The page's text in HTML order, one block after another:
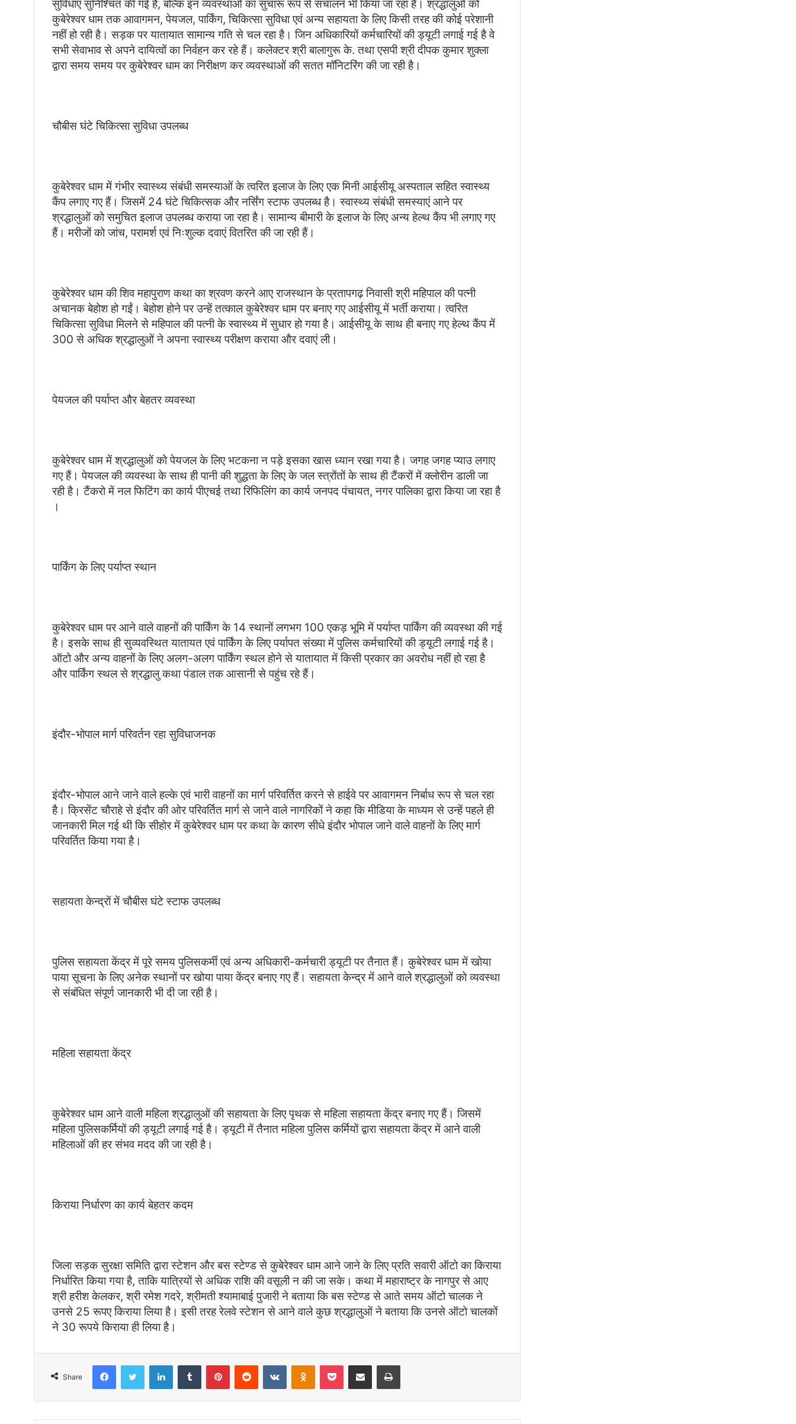
सुविधाएं सुनिश्चित की गई हैं, बल्कि इन व्यवस्थाओं का सुचारू रूप से संचालन भी किया जा रहा है। श्रद्धालुओं को
कुबेरेश्वर धाम तक आवागमन, पेयजल, पार्किंग, चिकित्सा सुविधा एवं अन्य सहायता के लिए किसी तरह की कोई परेशानी
नहीं हो रही है। सड़क पर यातायात सामान्य गति से चल रहा है। जिन अधिकारियों कर्मचारियों की ड्यूटी लगाई गई है वे
सभी सेवाभाव से अपने दायित्वों का निर्वहन कर रहे हैं। कलेक्टर श्री बालागुरू के. तथा एसपी श्री दीपक कुमार शुक्ला
द्वारा समय समय पर कुबेरेश्वर धाम का निरीक्षण कर व्यवस्थाओं की सतत मॉनिटरिंग की जा रही है।
चौबीस घंटे चिकित्सा सुविधा उपलब्ध
कुबेरेश्वर धाम में गंभीर स्वास्थ्य संबंधी समस्याओं के त्वरित इलाज के लिए एक मिनी आईसीयू अस्पताल सहित स्वास्थ्य
कैंप लगाए गए हैं। जिसमें 24 घंटे चिकित्सक और नर्सिंग स्टाफ उपलब्ध है। स्वास्थ्य संबंधी समस्याएं आने पर
श्रद्धालुओं को समुचित इलाज उपलब्ध कराया जा रहा है। सामान्य बीमारी के इलाज के लिए अन्य हेल्थ कैंप भी लगाए गए
हैं। मरीजों को जांच, परामर्श एवं निःशुल्क दवाएं वितरित की जा रही हैं।
कुबेरेश्वर धाम की शिव महापुराण कथा का श्रवण करने आए राजस्थान के प्रतापगढ़ निवासी श्री महिपाल की पत्नी
अचानक बेहोश हो गईं। बेहोश होने पर उन्हें तत्काल कुबेरेश्वर धाम पर बनाए गए आईसीयू में भर्ती कराया। त्वरित
चिकित्सा सुविधा मिलने से महिपाल की पत्नी के स्वास्थ्य में सुधार हो गया है। आईसीयू के साथ ही बनाए गए हेल्थ कैंप में
300 से अधिक श्रद्धालुओं ने अपना स्वास्थ्य परीक्षण कराया और दवाएं ली।
पेयजल की पर्याप्त और बेहतर व्यवस्था
कुबेरेश्वर धाम में श्रद्धालुओं को पेयजल के लिए भटकना न पड़े इसका खास ध्यान रखा गया है। जगह जगह प्याउ लगाए
गए हैं। पेयजल की व्यवस्था के साथ ही पानी की शुद्धता के लिए के जल स्त्रोंतों के साथ ही टैंकरों में क्लोरीन डाली जा
रही है। टैंकरो में नल फिटिंग का कार्य पीएचई तथा रिफिलिंग का कार्य जनपद पंचायत, नगर पालिका द्वारा किया जा रहा है
।
पार्किंग के लिए पर्याप्त स्थान
कुबेरेश्वर धाम पर आने वाले वाहनों की पार्किंग के 14 स्थानों लगभग 100 एकड़ भूमि में पर्याप्त पार्किंग की व्यवस्था की गई
है। इसके साथ ही सुव्यवस्थित यातायत एवं पार्किंग के लिए पर्यापत संख्या में पुलिस कर्मचारियों की ड्यूटी लगाई गई है।
ऑटो और अन्य वाहनों के लिए अलग-अलग पार्किंग स्थल होने से यातायात में किसी प्रकार का अवरोध नहीं हो रहा है
और पार्किंग स्थल से श्रद्धालु कथा पंडाल तक आसानी से पहुंच रहे हैं।
इंदौर-भोपाल मार्ग परिवर्तन रहा सुविधाजनक
इंदौर-भोपाल आने जाने वाले हल्के एवं भारी वाहनों का मार्ग परिवर्तित करने से हाईवे पर आवागमन निर्बाध रूप से चल रहा
है। क्रिसेंट चौराहे से इंदौर की ओर परिवर्तित मार्ग से जाने वाले नागरिकों ने कहा कि मीडिया के माध्यम से उन्हें पहले ही
जानकारी मिल गई थी कि सीहोर में कुबेरेश्वर धाम पर कथा के कारण सीधे इंदौर भोपाल जाने वाले वाहनों के लिए मार्ग
परिवर्तित किया गया है।
सहायता केन्द्रों में चौबीस घंटे स्टाफ उपलब्ध
पुलिस सहायता केंद्र में पूरे समय पुलिसकर्मी एवं अन्य अधिकारी-कर्मचारी ड्यूटी पर तैनात हैं। कुबेरेश्वर धाम में खोया
पाया सूचना के लिए अनेक स्थानों पर खोया पाया केंद्र बनाए गए हैं। सहायता केन्द्र में आने वाले श्रद्धालुओं को व्यवस्था
से संबंधित संपूर्ण जानकारी भी दी जा रही है।
महिला सहायता केंद्र
कुबेरेश्वर धाम आने वाली महिला श्रद्धालुओं की सहायता के लिए पृथक से महिला सहायता केंद्र बनाए गए हैं। जिसमें
महिला पुलिसकर्मियों की ड्यूटी लगाई गई है। ड्यूटी में तैनात महिला पुलिस कर्मियों द्वारा सहायता केंद्र में आने वाली
महिलाओं की हर संभव मदद की जा रही है।
किराया निर्धारण का कार्य बेहतर कदम
जिला सड़क सुरक्षा समिति द्वारा स्टेशन और बस स्टेण्ड से कुबेरेश्वर धाम आने जाने के लिए प्रति सवारी ऑटो का किराया
निर्धारित किया गया है, ताकि यात्रियों से अधिक राशि की वसूली न की जा सके। कथा में महाराष्ट्र के नागपुर से आए
श्री हरीश केलकर, श्री रमेश गदरे, श्रीमती श्यामाबाई पुजारी ने बताया कि बस स्टेण्ड से आते समय ऑटो चालक ने
उनसे 25 रूपए किराया लिया है। इसी तरह रेलवे स्टेशन से आने वाले कुछ श्रद्धालुओं ने बताया कि उनसे ऑटो चालकों
ने 30 रूपये किराया ही लिया है।
Share